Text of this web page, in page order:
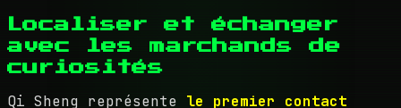
Localiser et échanger
avec les marchands de
curiosités
Qi Sheng représente le premier contact